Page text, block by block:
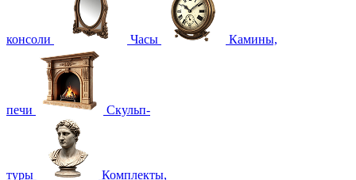
консоли Часы Камины,
печи Скульп-
туры Комплекты,